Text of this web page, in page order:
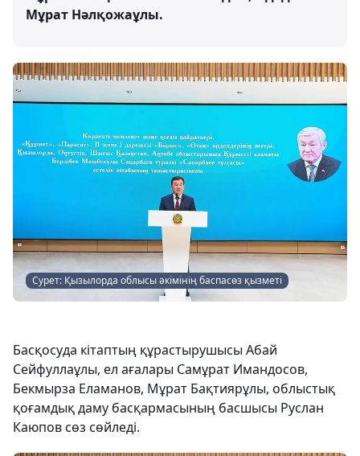
Мұрат Нәлқожаұлы.
Сурет: Қызылорда облысы әкімінің баспасөз қызметі
Басқосуда кітаптың құрастырушысы Абай
Сейфуллаұлы, ел ағалары Самұрат Имандосов,
Бекмырза Еламанов, Мұрат Бақтиярұлы, облыстық
қоғамдық даму басқармасының басшысы Руслан
Каюпов сөз сөйледі.